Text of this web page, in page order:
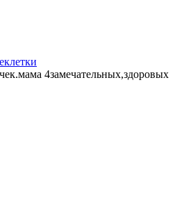
4замечательных,здоровых